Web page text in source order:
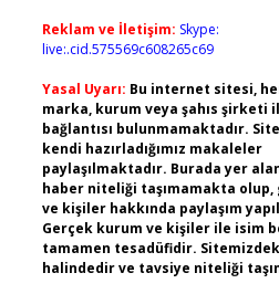
Reklam ve İletişim: Skype:
live:.cid.575569c608265c69
Yasal Uyarı: Bu internet sitesi,
marka, kurum veya şahıs şirketi
bağlantısı bulunmamaktadır.
kendi hazırladığımız makaleler
paylaşılmaktadır. Burada yer
haber niteliği taşımamakta
ve kişiler hakkında paylaşım
Gerçek kurum ve kişiler ile isim
tamamen tesadüfidir.
halindedir ve tavsiye niteliği